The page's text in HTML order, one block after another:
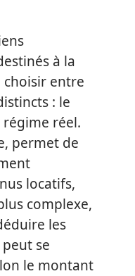
à la
entre
: le
réel.
permet de
locatifs,
complexe,
les
se
le montant